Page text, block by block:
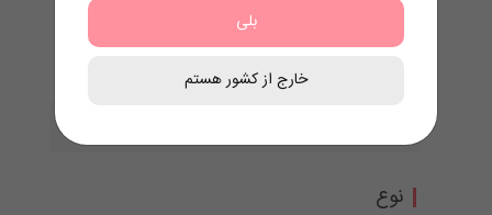
طرح
نوع
بلی
خارج از کشور هستم